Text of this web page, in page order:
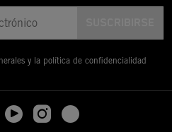
y la política de confidencialidad